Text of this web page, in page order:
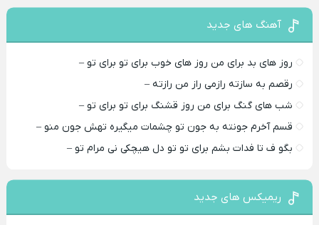
آهنگ های جدید
روز های بد برای من روز های خوب برای تو برای تو –
رقصم به سازته رازمی راز من رازته –
شب های گنگ برای من روز قشنگ برای تو برای تو –
قسم آخرم جونته به جون تو چشمات میگیره تهش جون منو –
بگو ف تا فدات بشم برای تو تو دل هیچکی نی مرام تو –
ریمیکس های جدید